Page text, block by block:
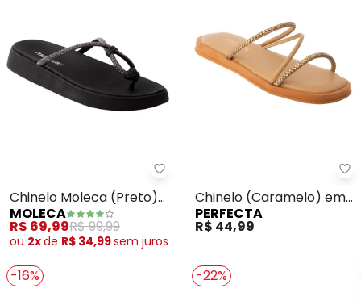
Moleca - Chinelo Moleca
Chinelo Moleca (Preto)
em Sintético
MOLECA
R$ 69,99R$ 99,99
ou 2xde R$ 34,99sem juros
Chinelo (Caramelo) em
Sintético
PERFECTA
R$ 44,99
-16% -22%